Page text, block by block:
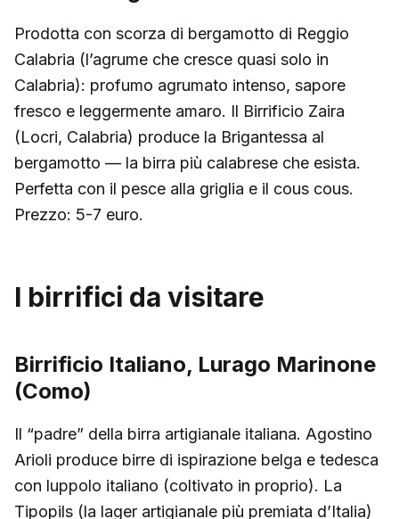
Prodotta con scorza di bergamotto di Reggio
Calabria (l’agrume che cresce quasi solo in
Calabria): profumo agrumato intenso, sapore
fresco e leggermente amaro. Il Birrificio Zaira
(Locri, Calabria) produce la Brigantessa al
bergamotto — la birra più calabrese che esista.
Perfetta con il pesce alla griglia e il cous cous.
Prezzo: 5-7 euro.
I birrifici da visitare
Birrificio Italiano, Lurago Marinone
(Como)
Il “padre” della birra artigianale italiana. Agostino
Arioli produce birre di ispirazione belga e tedesca
con luppolo italiano (coltivato in proprio). La
Tipopils (la lager artigianale più premiata d’Italia)